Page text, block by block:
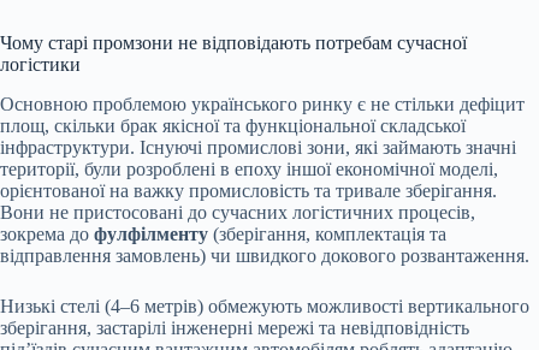
Чому старі промзони не відповідають потребам сучасної
логістики
Основною проблемою українського ринку є не стільки дефіцит
площ, скільки брак якісної та функціональної складської
інфраструктури. Існуючі промислові зони, які займають значні
території, були розроблені в епоху іншої економічної моделі,
орієнтованої на важку промисловість та тривале зберігання.
Вони не пристосовані до сучасних логістичних процесів,
зокрема до фулфілменту (зберігання, комплектація та
відправлення замовлень) чи швидкого докового розвантаження.
Низькі стелі (4–6 метрів) обмежують можливості вертикального
зберігання, застарілі інженерні мережі та невідповідність